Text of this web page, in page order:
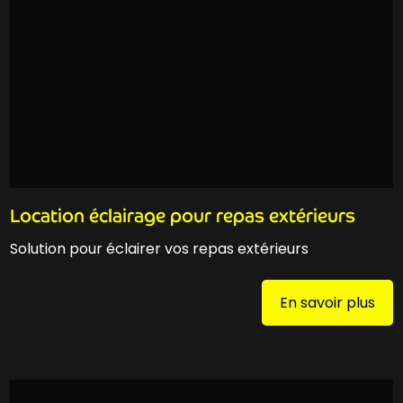
Location éclairage pour repas extérieurs
Solution pour éclairer vos repas extérieurs
En savoir plus